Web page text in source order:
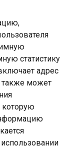
статистику
адрес
также может
которую